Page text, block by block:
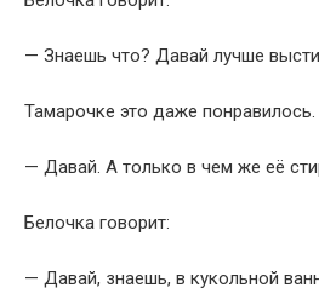
— Знаешь что? Давай лучше
Тамарочке это даже понравилось.
— Давай. А только в чем же её
Белочка говорит:
— Давай, знаешь, в кукольной